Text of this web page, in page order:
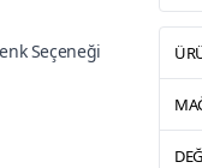
Seçeneği